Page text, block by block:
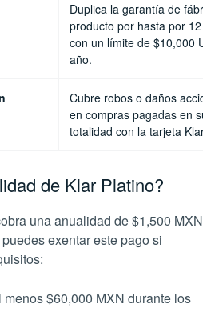
Duplica la garantía de
producto por hasta por 12
con un límite de $10,000
año.
Cubre robos o daños
en compras pagadas en su
totalidad con la tarjeta Klar
de Klar Platino?
una anualidad de $1,500 MXN
exentar este pago si
menos $60,000 MXN durante los